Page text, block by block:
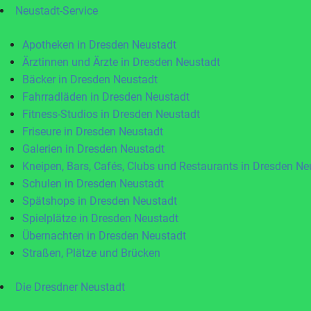
Neustadt-Service
Apotheken in Dresden Neustadt
Ärztinnen und Ärzte in Dresden Neustadt
Bäcker in Dresden Neustadt
Fahrradläden in Dresden Neustadt
Fitness-Studios in Dresden Neustadt
Friseure in Dresden Neustadt
Galerien in Dresden Neustadt
Kneipen, Bars, Cafés, Clubs und Restaurants in Dresden
Schulen in Dresden Neustadt
Spätshops in Dresden Neustadt
Spielplätze in Dresden Neustadt
Übernachten in Dresden Neustadt
Straßen, Plätze und Brücken
Die Dresdner Neustadt